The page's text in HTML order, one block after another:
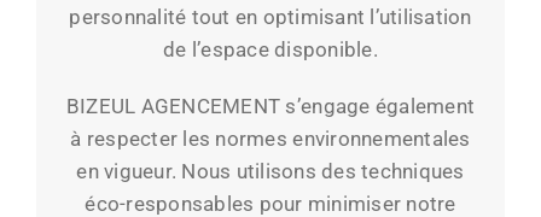
personnalité tout en optimisant l’utilisation
de l’espace disponible.
BIZEUL AGENCEMENT s’engage également
à respecter les normes environnementales
en vigueur. Nous utilisons des techniques
éco-responsables pour minimiser notre